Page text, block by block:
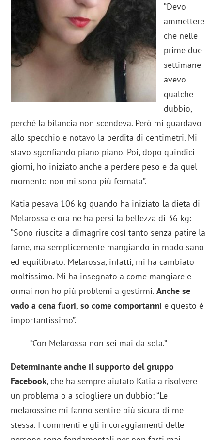
“Devo
ammettere
che nelle
prime due
settimane
avevo
qualche
dubbio,
perché la bilancia non scendeva. Però mi guardavo
allo specchio e notavo la perdita di centimetri. Mi
stavo sgonfiando piano piano. Poi, dopo quindici
giorni, ho iniziato anche a perdere peso e da quel
momento non mi sono più fermata”.
Katia pesava 106 kg quando ha iniziato la dieta di
Melarossa e ora ne ha persi la bellezza di 36 kg:
“Sono riuscita a dimagrire così tanto senza patire la
fame, ma semplicemente mangiando in modo sano
ed equilibrato. Melarossa, infatti, mi ha cambiato
moltissimo. Mi ha insegnato a come mangiare e
ormai non ho più problemi a gestirmi.Anche se
vado a cena fuori, so come comportarmi e questo è
importantissimo”.
“Con Melarossa non sei mai da sola.”
Determinante anche il supporto del gruppo
Facebook, che ha sempre aiutato Katia a risolvere
un problema o a sciogliere un dubbio: “Le
melarossine mi fanno sentire più sicura di me
stessa. I commenti e gli incoraggiamenti delle